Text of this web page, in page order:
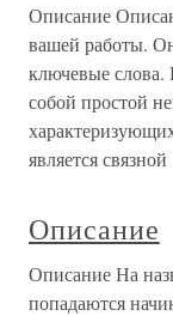
Описание
вашей работы.
ключевые слова.
собой простой
является связной
Описание
Описание На
попадаются